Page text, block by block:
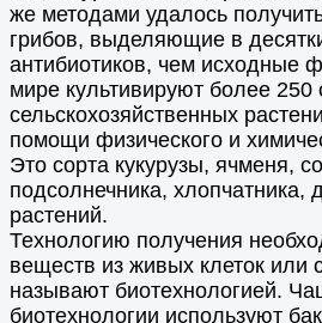
же методами удалось
грибов, выделяющие в
антибиотиков, чем исходные
мире культивируют более 250
сельскохозяйственных
помощи физического и
Это сорта кукурузы, ячменя,
подсолнечника, хлопчатника,
растений.
Технологию получения
веществ из живых клеток или
называют биотехнологией.
биотехнологии используют